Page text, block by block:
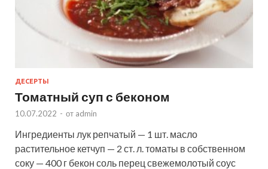
ДЕСЕРТЫ
Томатный суп с беконом
10.07.2022 - от admin
Ингредиенты лук репчатый — 1 шт. масло
растительное кетчуп — 2 ст. л. томаты в собственном
соку — 400 г бекон соль перец свежемолотый соус